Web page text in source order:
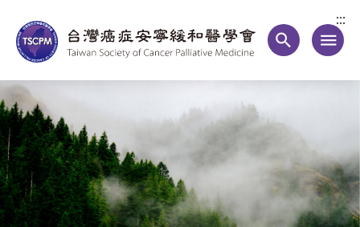
:::
search menu